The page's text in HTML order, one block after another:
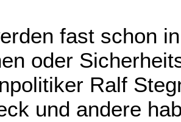
fast schon
oder
Ralf
und andere